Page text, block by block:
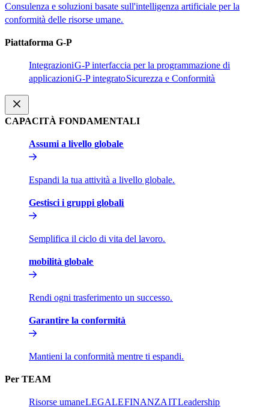
Consulenza e soluzioni basate sull'intelligenza artificiale per la
conformità delle risorse umane.​​
Piattaforma G-P​​
Integrazioni​​G-P interfaccia per la programmazione di
applicazioni​​G-P integrato​​Sicurezza e Conformità​​
CAPACITÀ FONDAMENTALI​​
Assumi a livello globale​​
Espandi la tua attività a livello globale.​​
Gestisci i gruppi globali​​
Semplifica il ciclo di vita del lavoro.​​
mobilità globale​​
Rendi ogni trasferimento un successo.​​
Garantire la conformità​​
Mantieni la conformità mentre ti espandi.​​
Per TEAM​​
Risorse umane​​LEGALE​​FINANZA​​IT​​Leadership​​